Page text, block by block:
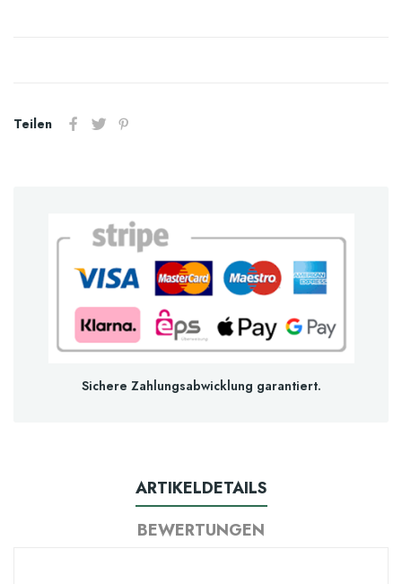
Teilen
Sichere Zahlungsabwicklung garantiert.
ARTIKELDETAILS
BEWERTUNGEN